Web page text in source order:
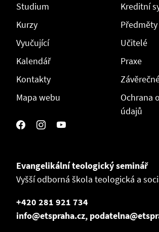
Studium
Kurzy
Vyučující
Kalendář
Kontakty
Mapa webu
Kreditní
Předměty
Učitelé
Praxe
Ochrana
údajů
Evangelikální teologický seminář
Vyšší odborná škola teologická a
+420 281 921 734
info@etspraha.cz,